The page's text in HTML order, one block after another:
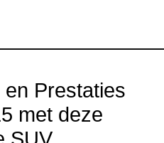
Prestaties
met deze